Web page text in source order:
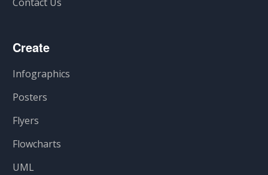
Create
Infographics
Posters
Flyers
Flowcharts
UML